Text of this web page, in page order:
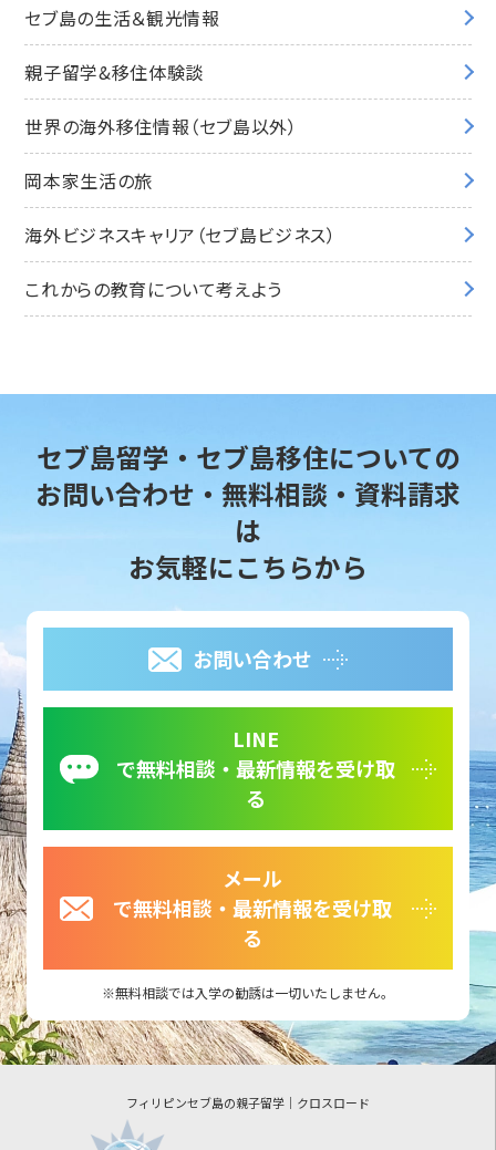
セブ島の生活＆観光情報
親子留学&移住体験談
世界の海外移住情報（セブ島以外）
岡本家生活の旅
海外ビジネスキャリア（セブ島ビジネス）
これからの教育について考えよう
セブ島留学・セブ島移住についての
お問い合わせ・無料相談・資料請求
は
お気軽にこちらから
お問い合わせ
LINE
で無料相談・最新情報を受け取
る
メール
で無料相談・最新情報を受け取
る
無料相談では入学の勧誘は一切いたしません。
フィリピンセブ島の親子留学｜クロスロード